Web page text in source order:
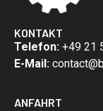
KONTAKT
Telefon: +49 21
E-Mail:
ANFAHRT